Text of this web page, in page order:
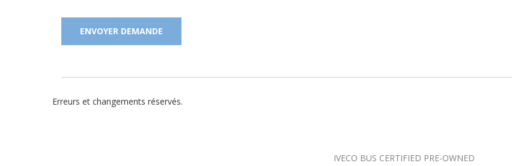
ENVOYER DEMANDE
Erreurs et changements réservés.
IVECO BUS CERTIFIED PRE-OWNED